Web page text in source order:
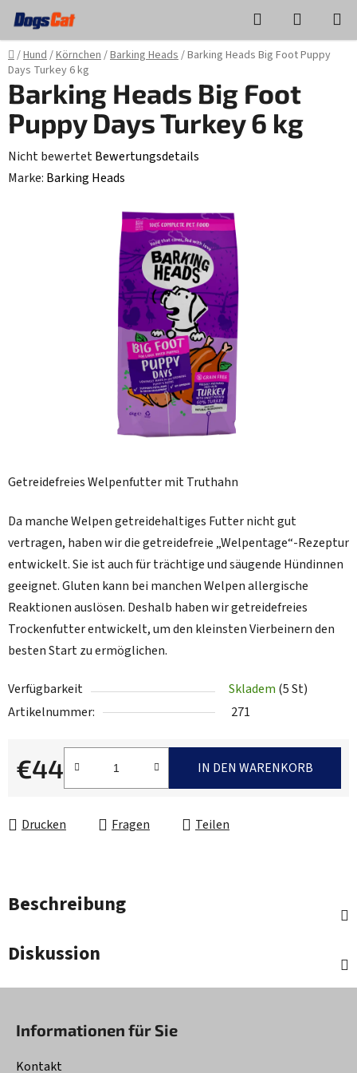
Zum
Inhalt
springen
Suchen
Startseite
/Hund/Körnchen/Barking Heads/Barking Heads Big Foot Puppy
Days Turkey 6 kg
Getreidefreies Welpenfutter mit Truthahn
Da manche Welpen getreidehaltiges Futter nicht gut
vertragen, haben wir die getreidefreie „Welpentage“-Rezeptur
entwickelt. Sie ist auch für trächtige und säugende Hündinnen
geeignet. Gluten kann bei manchen Welpen allergische
Reaktionen auslösen. Deshalb haben wir getreidefreies
Trockenfutter entwickelt, um den kleinsten Vierbeinern den
besten Start zu ermöglichen.
Verfügbarkeit Skladem (5 St)
Artikelnummer:
271
€44
Verkaufspreis:
IN DEN WARENKORB
Drucken Fragen Teilen
Barking Heads Big Foot
Puppy Days Turkey 6 kg
Die
durchschnittliche
Nicht bewertetBewertungsdetails
Marke: Barking Heads
Beschreibung
Diskussion
Informationen für Sie
Kontakt